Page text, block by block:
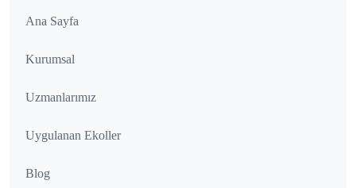
Ana Sayfa
Kurumsal
Uzmanlarımız
Uygulanan Ekoller
Blog